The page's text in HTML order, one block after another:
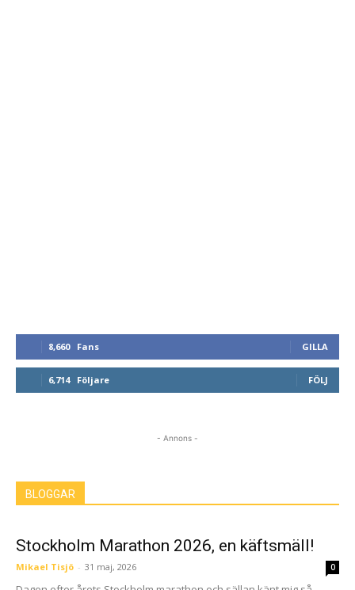
8,660 Fans GILLA
6,714 Följare FÖLJ
- Annons -
BLOGGAR
Stockholm Marathon 2026, en käftsmäll!
Mikael Tisjö - 31 maj, 2026 0